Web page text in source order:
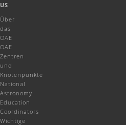
US
Über
das
OAE
OAE
Zentren
und
Knotenpunkte
National
Astronomy
Education
Coordinators
Wichtige